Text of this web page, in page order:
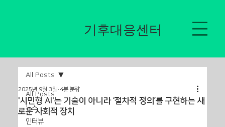
​기후대응센터
All Posts
뉴스
인터뷰
All Posts
'시민형 AI'는 기술이 아니라 ‘절차적 정의’를 구현하는 새
로운 사회적 장치
2025년 9월 3일 4분 분량